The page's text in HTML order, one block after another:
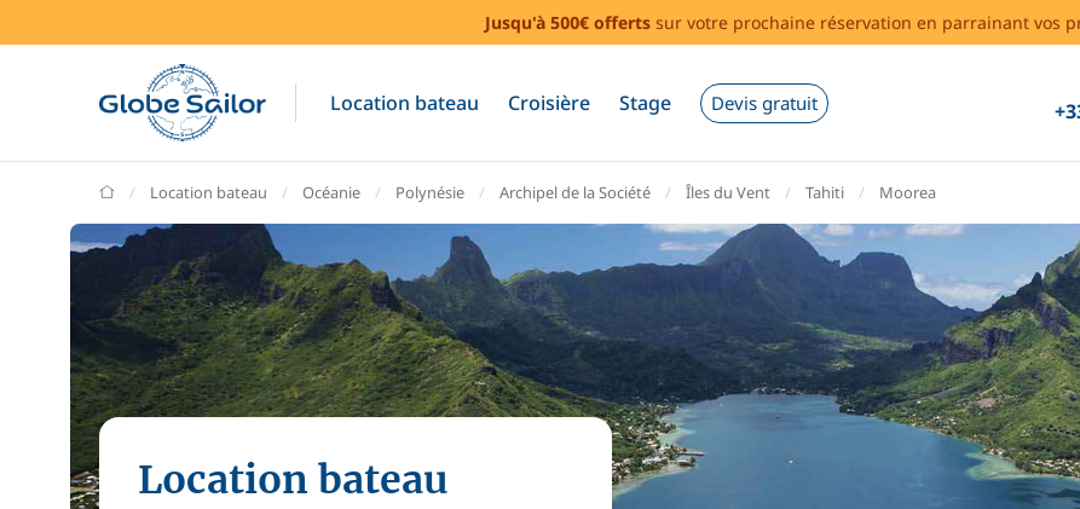
Jusqu'à 500€ offerts sur votre prochaine réservation en parrainant vos
Location bateau Croisière Stage Devis gratuit
GlobeSailor
Location bateau Océanie Polynésie Archipel de la Société Îles du Vent Tahiti Moorea
Location bateau